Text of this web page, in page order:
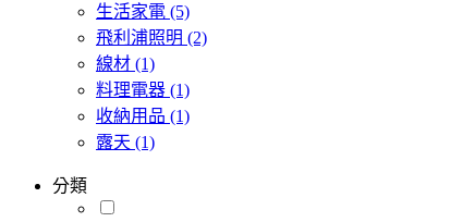
生活家電 (5)
飛利浦照明 (2)
線材 (1)
料理電器 (1)
收納用品 (1)
露天 (1)
分類